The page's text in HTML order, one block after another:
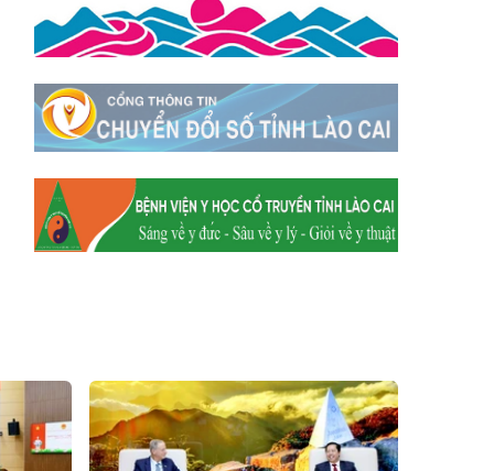
Xã Mường
Hum
Xã Dền Sáng
Xã Y Tý
Xã A Mú Sung
Xã Trịnh Tường
Xã Nậm Chày
Xã Bản Xèo
Xã Bát Xát
Xã Võ Lao
Xã Khánh Yên
Xã Nghĩa Đô
Xã Thượng Hà
Xã Xuân Hòa
Xã Phúc Khánh